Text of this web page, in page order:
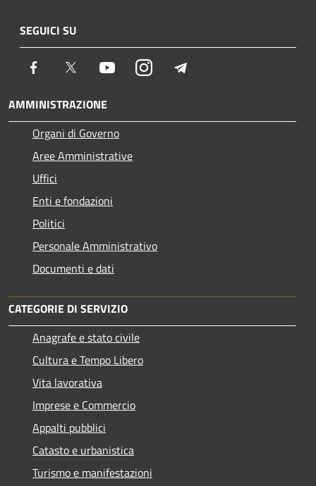
SEGUICI SU
Facebook Twitter YoutubeInstagram
AMMINISTRAZIONE
Organi di Governo
Aree Amministrative
Uffici
Enti e fondazioni
Politici
Personale Amministrativo
Documenti e dati
CATEGORIE DI SERVIZIO
Anagrafe e stato civile
Cultura e Tempo Libero
Vita lavorativa
Imprese e Commercio
Appalti pubblici
Catasto e urbanistica
Turismo e manifestazioni